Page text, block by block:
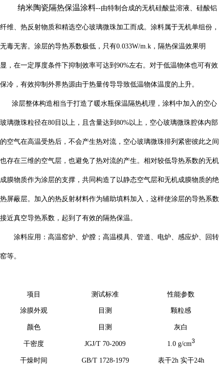
纳米陶瓷隔热保温涂料--由特制合成的无机硅酸盐溶液、硅酸铝
纤维、热反射物质和精选空心玻璃微珠加工而成。涂料属于无机单组份，
无毒无害。涂层的导热系数极低，只有0.033W/m.k ，隔热保温效果明
显，在一定厚度条件下抑制效率可达到 90%左右。对于低温物体也可有效
保冷，有效抑制外界热源由于热量传导导致低温物体温度的上升。
涂层整体构造相当于打造了暖水瓶保温隔热机理，涂料中加入的空心
玻璃微珠粒径在80 目以上，且含量达到 80%以上，空心玻璃微珠腔体内部
的空气在高温受热后，不会产生热对流，空心玻璃微珠排列紧密彼此之间
也存在三维的空气层，也避免了热对流的产生。相对较低导热系数的无机
成膜物质作为涂层的支撑，共同构造了以静态空气层和无机成膜物质的绝
热屏蔽层。加入的热反射材料作为辅助填料加入，这样使涂层的导热系数
接近真空导热系数，起到了有效的隔热保温。
涂料应用： 高温窑炉、炉膛；高温模具、管道、电炉、感应炉、回转
窑等。
项目 测试标准 性能参数
涂膜外观 目测 颗粒感
颜色 目测 灰白
干密度 JGJ/T 70-2009 1.0 g/cm3
干燥时间 GB/T 1728-1979 表干2h 实干24h